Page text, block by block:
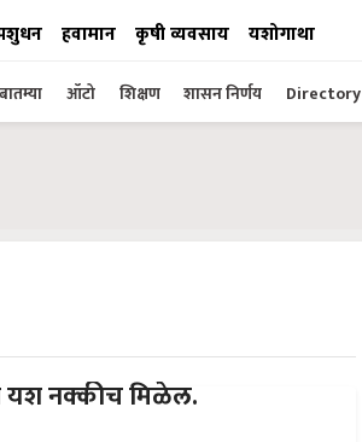
हवामान कृषी व्यवसाय यशोगाथा
ऑटो शिक्षण शासन निर्णय Directory
यश नक्कीच मिळेल.